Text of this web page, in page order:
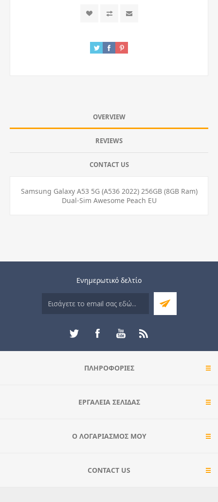
OVERVIEW
REVIEWS
CONTACT US
Samsung Galaxy A53 5G (A536 2022) 256GB (8GB Ram)
Dual-Sim Awesome Peach EU
Ενημερωτικό δελτίο
ΠΛΗΡΟΦΟΡΊΕΣ
ΕΡΓΑΛΕΊΑ ΣΕΛΊΔΑΣ
Ο ΛΟΓΑΡΙΑΣΜΌΣ ΜΟΥ
CONTACT US